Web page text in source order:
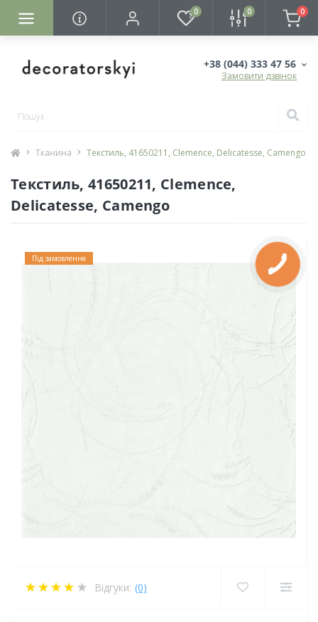
0 0 0
+38 (044) 333 47 56
Замовити дзвінок
Тканина Текстиль, 41650211, Clemence, Delicatesse, Camengo
Текстиль, 41650211, Clemence,
Delicatesse, Camengo
Під замовлення
Відгуки: (0)